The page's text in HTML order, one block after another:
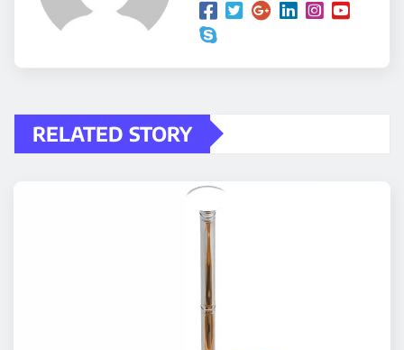
RELATED STORY